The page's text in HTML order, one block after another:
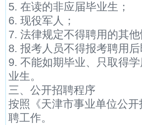
5. 在读的非应届毕业生；
6. 现役军人；
7. 法律规定不得聘用的其他
8. 报考人员不得报考聘用
9. 不能如期毕业、只取得
业生。
三、公开招聘程序
按照《天津市事业单位公
聘工作。